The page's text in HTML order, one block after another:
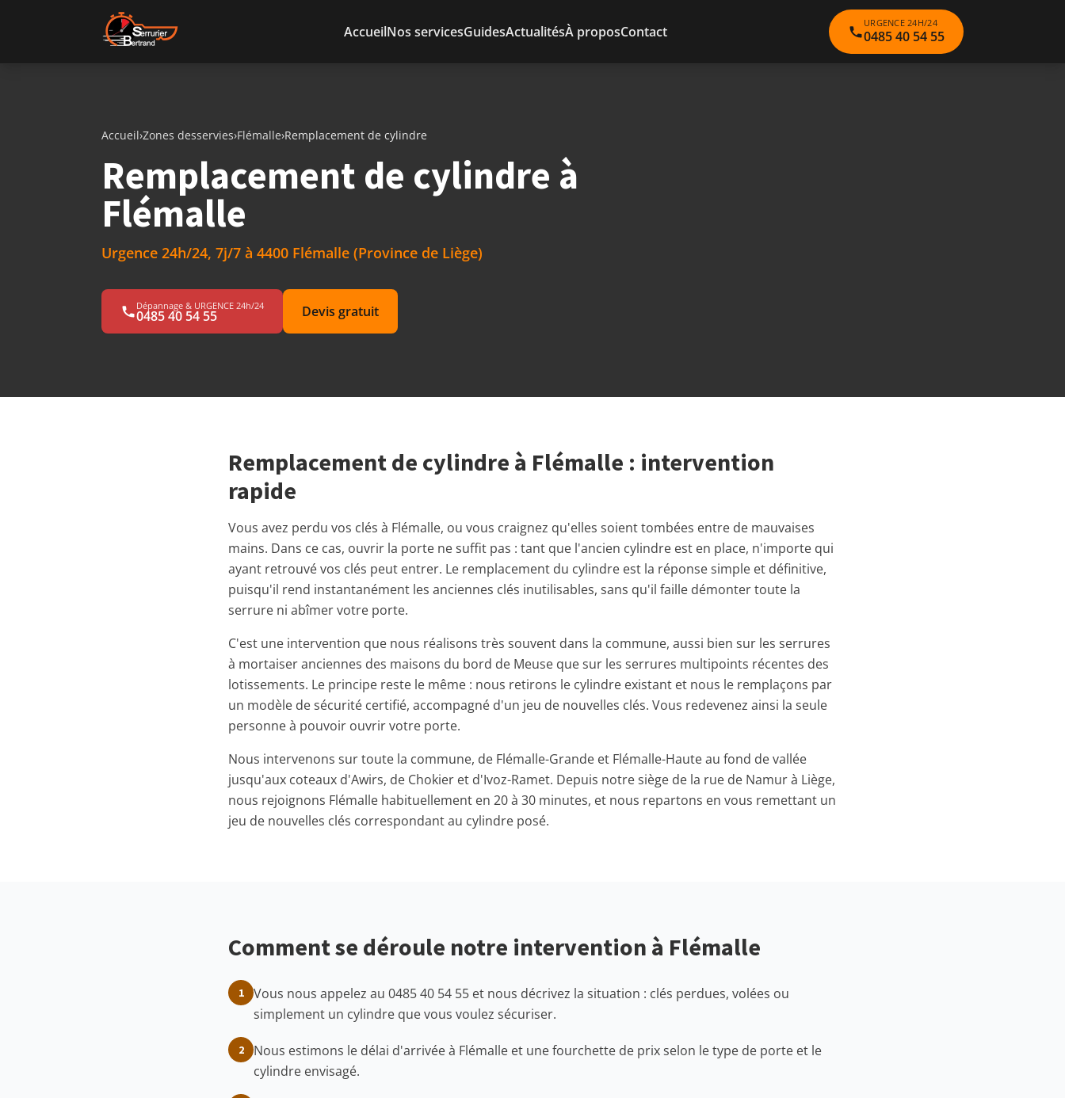
AccueilNos servicesGuidesActualitésÀ proposContact
URGENCE 24H/24
0485 40 54 55
Accueil›Zones desservies›Flémalle›Remplacement de cylindre
Remplacement de cylindre à
Flémalle
Urgence 24h/24, 7j/7 à 4400 Flémalle (Province de Liège)
Dépannage & URGENCE 24h/24
0485 40 54 55 Devis gratuit
Remplacement de cylindre à Flémalle : intervention
rapide
Vous avez perdu vos clés à Flémalle, ou vous craignez qu'elles soient tombées entre de mauvaises
mains. Dans ce cas, ouvrir la porte ne suffit pas : tant que l'ancien cylindre est en place, n'importe qui
ayant retrouvé vos clés peut entrer. Le remplacement du cylindre est la réponse simple et définitive,
puisqu'il rend instantanément les anciennes clés inutilisables, sans qu'il faille démonter toute la
serrure ni abîmer votre porte.
C'est une intervention que nous réalisons très souvent dans la commune, aussi bien sur les serrures
à mortaiser anciennes des maisons du bord de Meuse que sur les serrures multipoints récentes des
lotissements. Le principe reste le même : nous retirons le cylindre existant et nous le remplaçons par
un modèle de sécurité certifié, accompagné d'un jeu de nouvelles clés. Vous redevenez ainsi la seule
personne à pouvoir ouvrir votre porte.
Nous intervenons sur toute la commune, de Flémalle-Grande et Flémalle-Haute au fond de vallée
jusqu'aux coteaux d'Awirs, de Chokier et d'Ivoz-Ramet. Depuis notre siège de la rue de Namur à Liège,
nous rejoignons Flémalle habituellement en 20 à 30 minutes, et nous repartons en vous remettant un
jeu de nouvelles clés correspondant au cylindre posé.
Comment se déroule notre intervention à Flémalle
1
Vous nous appelez au 0485 40 54 55 et nous décrivez la situation : clés perdues, volées ou
simplement un cylindre que vous voulez sécuriser.
2
Nous estimons le délai d'arrivée à Flémalle et une fourchette de prix selon le type de porte et le
cylindre envisagé.